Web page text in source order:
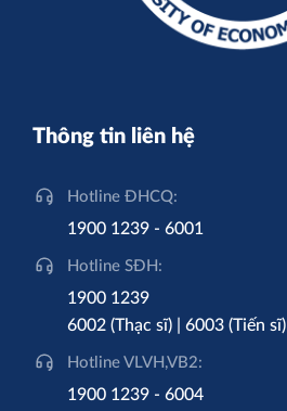
Thông tin liên hệ
Hotline ĐHCQ:
1900 1239 - 6001
Hotline SĐH:
1900 1239
6002 (Thạc sĩ) | 6003 (Tiến sĩ)
Hotline VLVH,VB2:
1900 1239 - 6004